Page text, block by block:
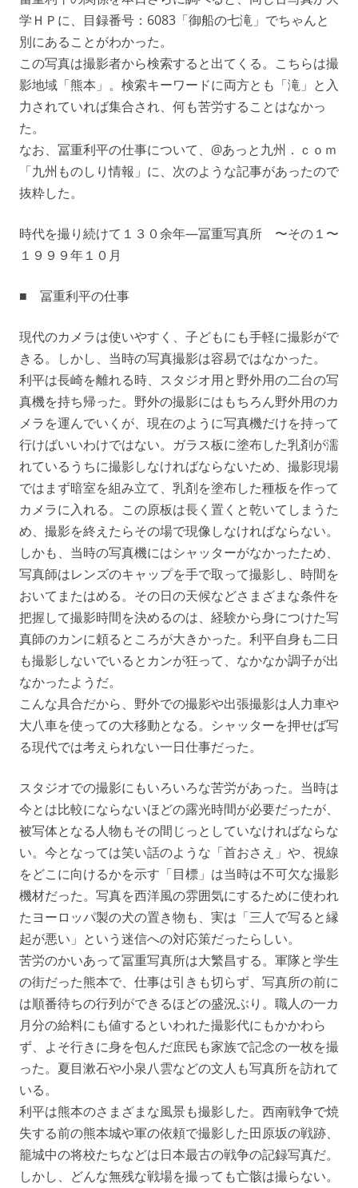
学ＨＰに、目録番号：6083「御船の七滝」でちゃんと
別にあることがわかった。
この写真は撮影者から検索すると出てくる。こちらは撮
影地域「熊本」。検索キーワードに両方とも「滝」と入
力されていれば集合され、何も苦労することはなかっ
た。
なお、冨重利平の仕事について、@あっと九州．ｃｏｍ
「九州ものしり情報」に、次のような記事があったので
抜粋した。
時代を撮り続けて１３０余年—冨重写真所 〜その１〜
１９９９年１０月
■ 冨重利平の仕事
現代のカメラは使いやすく、子どもにも手軽に撮影がで
きる。しかし、当時の写真撮影は容易ではなかった。
利平は長崎を離れる時、スタジオ用と野外用の二台の写
真機を持ち帰った。野外の撮影にはもちろん野外用のカ
メラを運んでいくが、現在のように写真機だけを持って
行けばいいわけではない。ガラス板に塗布した乳剤が濡
れているうちに撮影しなければならないため、撮影現場
ではまず暗室を組み立て、乳剤を塗布した種板を作って
カメラに入れる。この原板は長く置くと乾いてしまうた
め、撮影を終えたらその場で現像しなければならない。
しかも、当時の写真機にはシャッターがなかったため、
写真師はレンズのキャップを手で取って撮影し、時間を
おいてまたはめる。その日の天候などさまざまな条件を
把握して撮影時間を決めるのは、経験から身につけた写
真師のカンに頼るところが大きかった。利平自身も二日
も撮影しないでいるとカンが狂って、なかなか調子が出
なかったようだ。
こんな具合だから、野外での撮影や出張撮影は人力車や
大八車を使っての大移動となる。シャッターを押せば写
る現代では考えられない一日仕事だった。
スタジオでの撮影にもいろいろな苦労があった。当時は
今とは比較にならないほどの露光時間が必要だったが、
被写体となる人物もその間じっとしていなければならな
い。今となっては笑い話のような「首おさえ」や、視線
をどこに向けるかを示す「目標」は当時は不可欠な撮影
機材だった。写真を西洋風の雰囲気にするために使われ
たヨーロッパ製の犬の置き物も、実は「三人で写ると縁
起が悪い」という迷信への対応策だったらしい。
苦労のかいあって冨重写真所は大繁昌する。軍隊と学生
の街だった熊本で、仕事は引きも切らず、写真所の前に
は順番待ちの行列ができるほどの盛況ぶり。職人の一カ
月分の給料にも値するといわれた撮影代にもかかわら
ず、よそ行きに身を包んだ庶民も家族で記念の一枚を撮
った。夏目漱石や小泉八雲などの文人も写真所を訪れて
いる。
利平は熊本のさまざまな風景も撮影した。西南戦争で焼
失する前の熊本城や軍の依頼で撮影した田原坂の戦跡、
籠城中の将校たちなどは日本最古の戦争の記録写真だ。
しかし、どんな無残な戦場を撮っても亡骸は撮らない。